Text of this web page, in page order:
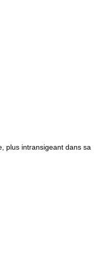
plus intransigeant dans sa